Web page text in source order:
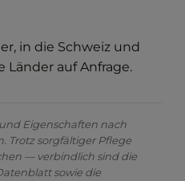
in die Schweiz und
Länder auf Anfrage.
Eigenschaften nach
Trotz sorgfältiger Pflege
— verbindlich sind die
sowie die